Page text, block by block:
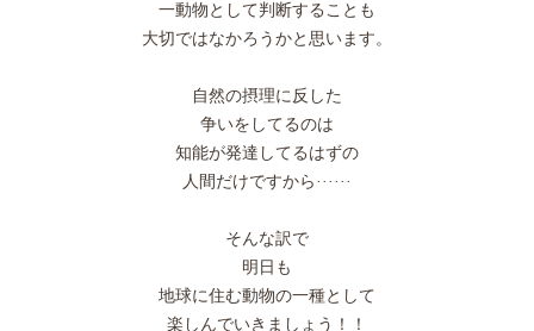
一動物として判断することも
大切ではなかろうかと思います。
自然の摂理に反した
争いをしてるのは
知能が発達してるはずの
人間だけですから······
そんな訳で
明日も
地球に住む動物の一種として
楽しんでいきましょう！！